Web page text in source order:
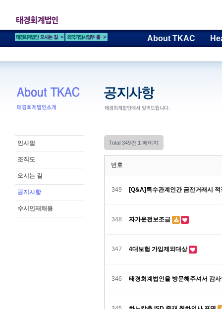
About TKAC
인사말
조직도
오시는 길
공지사항
수시인재채용
Total 349건 1 페이지
번호
349 [Q&A]특수관계인간 금전거래시
348 자가운전보조금
347 4대보험 가입제외대상
346 태경회계법인을 방문해주셔서 감